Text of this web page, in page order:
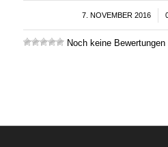
7. NOVEMBER 2016
/
Noch keine Bewertungen